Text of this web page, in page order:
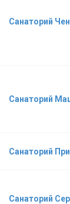
Санаторий
Санаторий
Санаторий
Санаторий